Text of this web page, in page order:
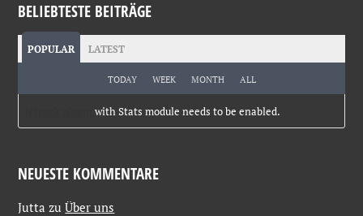
BELIEBTESTE BEITRÄGE
POPULAR LATEST
TODAY WEEK MONTH ALL
with Stats module needs to be enabled.
NEUESTE KOMMENTARE
Jutta zuÜber uns